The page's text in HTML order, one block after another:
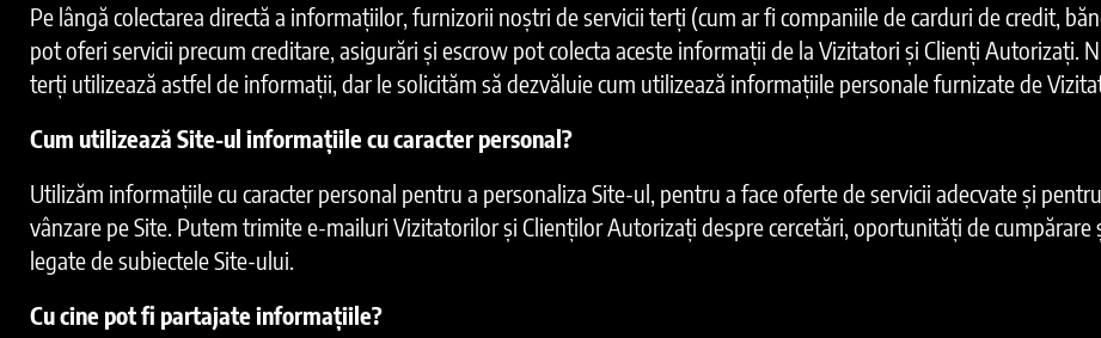
Pe lângă colectarea directă a informațiilor, furnizorii noștri de servicii terți (cum ar fi companiile de carduri de credit,
pot oferi servicii precum creditare, asigurări și escrow pot colecta aceste informații de la Vizitatori și Clienți Autorizați.
terți utilizează astfel de informații, dar le solicităm să dezvăluie cum utilizează informațiile personale furnizate de
Cum utilizează Site-ul informațiile cu caracter personal?
Utilizăm informațiile cu caracter personal pentru a personaliza Site-ul, pentru a face oferte de servicii adecvate și
vânzare pe Site. Putem trimite e-mailuri Vizitatorilor și Clienților Autorizați despre cercetări, oportunități de cumpărare
legate de subiectele Site-ului.
Cu cine pot fi partajate informațiile?